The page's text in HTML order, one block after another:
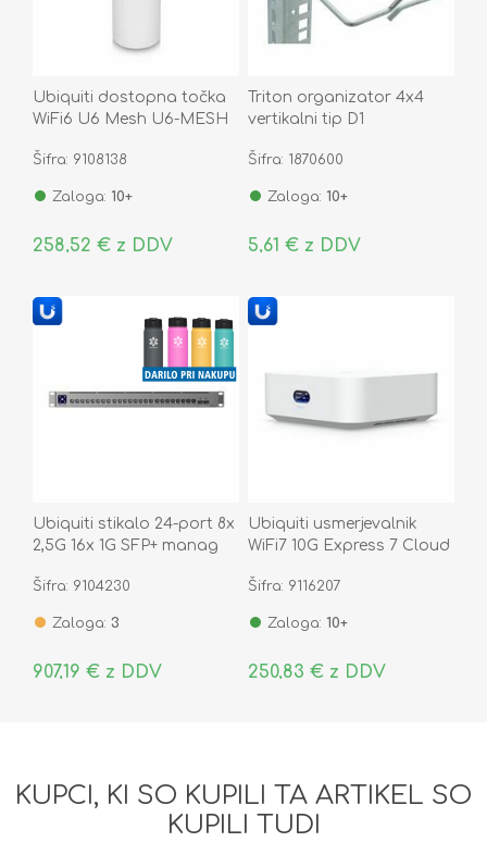
Ubiquiti dostopna točka
WiFi6 U6 Mesh U6-MESH
Šifra: 9108138
Zaloga: 10+
258,52 € z DDV
Triton organizator 4x4
vertikalni tip D1
Šifra: 1870600
Zaloga: 10+
5,61 € z DDV
Ubiquiti stikalo 24-port 8x
2,5G 16x 1G SFP+ manag
MAX-24-POE
Šifra: 9104230
Zaloga: 3
907,19 € z DDV
Ubiquiti usmerjevalnik
WiFi7 10G Express 7 Cloud
Šifra: 9116207
Zaloga: 10+
250,83 € z DDV
KUPCI, KI SO KUPILI TA ARTIKEL SO
KUPILI TUDI